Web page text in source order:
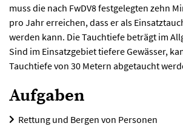
muss die nach FwDV8 festgelegten zehn
pro Jahr erreichen, dass er als
werden kann. Die Tauchtiefe beträgt im
Sind im Einsatzgebiet tiefere Gewässer,
Tauchtiefe von 30 Metern abgetaucht
Aufgaben
Rettung und Bergen von Personen